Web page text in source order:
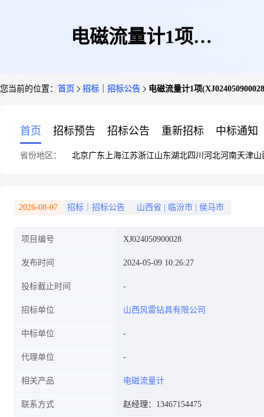
电磁流量计1项
您当前的位置： 首页 招标｜招标公告 电磁流量计1项
首页 招标预告 招标公告 重新招标 中标通知
省份地区： 北京广东 上海江苏浙江山东湖北四川 河北河南天津山
2026-08-07 招标｜招标公告 山西省 临汾市 侯马市
项目编号 XJ024050900028
发布时间 2024-05-09 10:26:27
投标截止时间
招标单位 山西风雷钻具有限公司
中标单位
代理单位
相关产品 电磁流量计
联系方式 赵经理：13467154475